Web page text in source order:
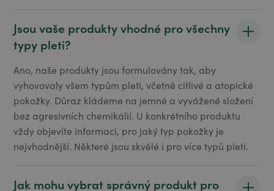
Jsou vaše produkty vhodné pro všechny
typy pleti?
Ano, naše produkty jsou formulovány tak, aby
vyhovovaly všem typům pleti, včetně citlivé a atopické
pokožky. Důraz kládeme na jemné a vyvážené složení
bez agresivních chemikálií. U konkrétního produktu
vždy objevíte informaci, pro jaký typ pokožky je
nejvhodnější. Některé jsou skvělé i pro více typů pleti.
Jak mohu vybrat správný produkt pro